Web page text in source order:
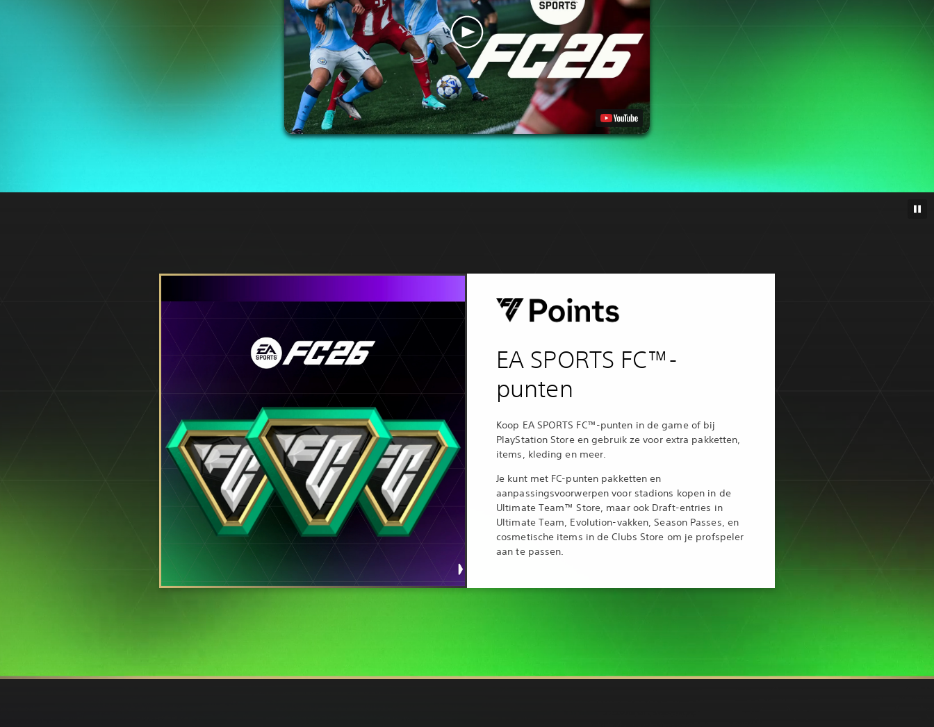
EA SPORTS FC™-
punten
Koop EA SPORTS FC™-punten in de game of bij
PlayStation Store en gebruik ze voor extra pakketten,
items, kleding en meer.
Je kunt met FC-punten pakketten en
aanpassingsvoorwerpen voor stadions kopen in de
Ultimate Team™ Store, maar ook Draft-entries in
Ultimate Team, Evolution-vakken, Season Passes, en
cosmetische items in de Clubs Store om je profspeler
aan te passen.